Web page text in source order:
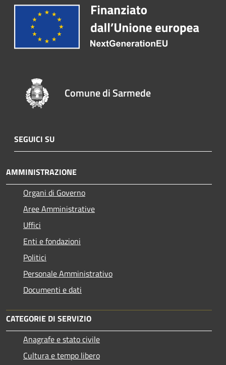
Comune di Sarmede
SEGUICI SU
AMMINISTRAZIONE
Organi di Governo
Aree Amministrative
Uffici
Enti e fondazioni
Politici
Personale Amministrativo
Documenti e dati
CATEGORIE DI SERVIZIO
Anagrafe e stato civile
Cultura e tempo libero